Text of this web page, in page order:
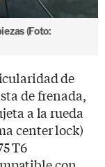
(Foto:
de
de frenada,
a la rueda
center lock)
T6